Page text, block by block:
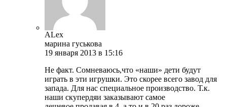
ALex
марина гуськова
19 января 2013 в 15:16
Не факт. Сомневаюсь,что «наши» дети будут
играть в эти игрушки. Это скорее всего завод для
запада. Для нас специальное производство. Т.к.
наши скупердяи заказывают самое